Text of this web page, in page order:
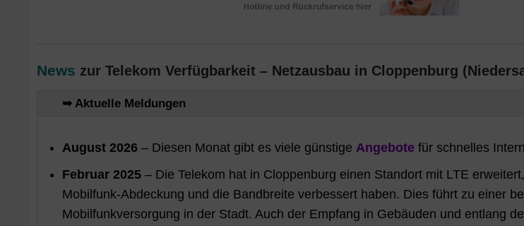
News zur Telekom Verfügbarkeit – Netzausbau in Cloppenburg
➥ Aktuelle Meldungen
August 2026 – Diesen Monat gibt es viele günstige Angebote für schnelles
Februar 2025 – Die Telekom hat in Cloppenburg einen Standort mit LTE
Mobilfunk-Abdeckung und die Bandbreite verbessert haben. Dies führt zu einer
Mobilfunkversorgung in der Stadt. Auch der Empfang in Gebäuden und entlang